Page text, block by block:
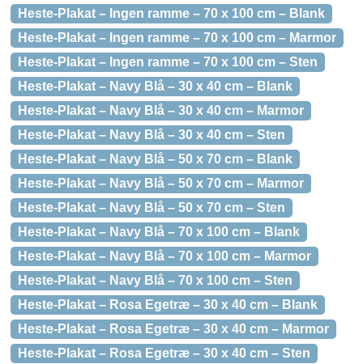
Heste-Plakat – Ingen ramme – 70 x 100 cm – Blank
Heste-Plakat – Ingen ramme – 70 x 100 cm – Marmor
Heste-Plakat – Ingen ramme – 70 x 100 cm – Sten
Heste-Plakat – Navy Blå – 30 x 40 cm – Blank
Heste-Plakat – Navy Blå – 30 x 40 cm – Marmor
Heste-Plakat – Navy Blå – 30 x 40 cm – Sten
Heste-Plakat – Navy Blå – 50 x 70 cm – Blank
Heste-Plakat – Navy Blå – 50 x 70 cm – Marmor
Heste-Plakat – Navy Blå – 50 x 70 cm – Sten
Heste-Plakat – Navy Blå – 70 x 100 cm – Blank
Heste-Plakat – Navy Blå – 70 x 100 cm – Marmor
Heste-Plakat – Navy Blå – 70 x 100 cm – Sten
Heste-Plakat – Rosa Egetræ – 30 x 40 cm – Blank
Heste-Plakat – Rosa Egetræ – 30 x 40 cm – Marmor
Heste-Plakat – Rosa Egetræ – 30 x 40 cm – Sten